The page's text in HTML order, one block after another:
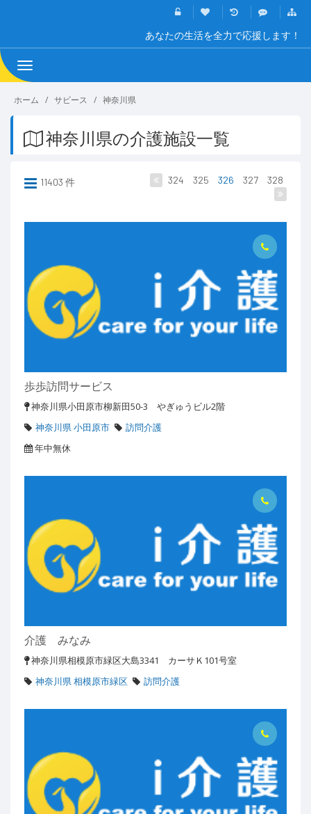
あなたの生活を全力で応援します！
Toggle
navigation
ホーム サビース 神奈川県
神奈川県の介護施設一覧
11403 件 324 325 326 327 328
歩歩訪問サービス
神奈川県小田原市柳新田50-3 やぎゅうビル2階
神奈川県 小田原市
訪問介護
年中無休
介護 みなみ
神奈川県相模原市緑区大島3341 カーサＫ101号室
神奈川県 相模原市緑区
訪問介護